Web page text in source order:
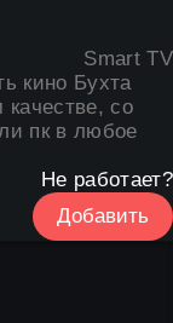
Smart TV
кино Бухта
со
пк в любое
Не работает?
Добавить